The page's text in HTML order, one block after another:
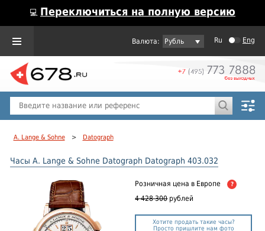
💻 Переключиться на полную версию
Рубль Ru Eng
A. Lange & Sohne > Datograph
Часы A. Lange & Sohne Datograph Datograph 403.032
Розничная цена в Европе ?
4 428 300 рублей
Хотите продать такие часы?
Просто пришлите нам фото